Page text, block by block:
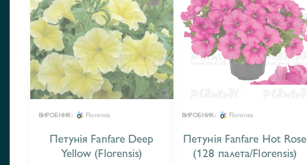
ВИРОБНИК: Florensis
Петунія Fanfare Deep
Yellow (Florensis)
ВИРОБНИК: Florensis
Петунія Fanfare Hot Rose
(128 палета/Florensis)